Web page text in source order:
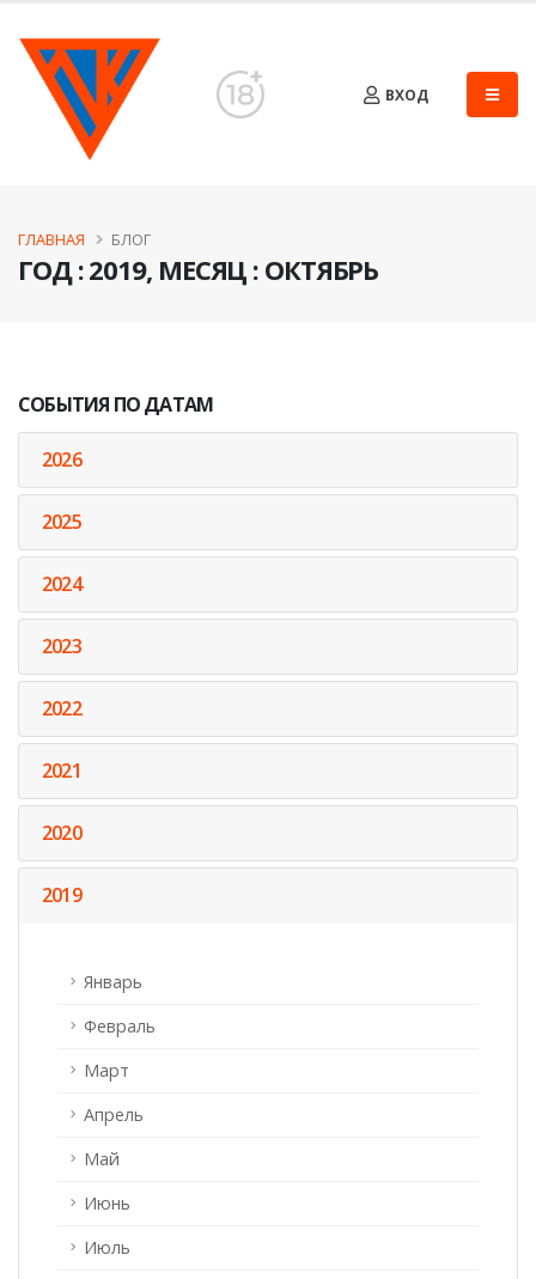
ВХОД
ГОД : 2019, МЕСЯЦ : ОКТЯБРЬ
ГЛАВНАЯ БЛОГ
СОБЫТИЯ ПО ДАТАМ
2026
2025
2024
2023
2022
2021
2020
2019
Январь
Февраль
Март
Апрель
Май
Июнь
Июль